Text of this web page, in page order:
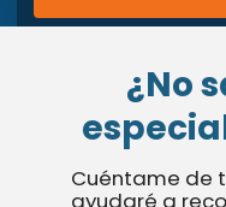
¿No
Cuéntame de